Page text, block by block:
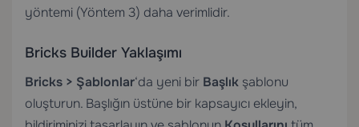
yöntemi (Yöntem 3) daha verimlidir.
Bricks Builder Yaklaşımı
Bricks > Şablonlar‘da yeni bir Başlık şablonu
oluşturun. Başlığın üstüne bir kapsayıcı ekleyin,